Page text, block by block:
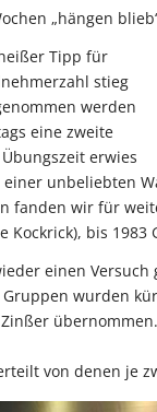
„hängen
Tipp für
stieg
werden
eine zweite
erwies
unbeliebten
fanden wir für
Kockrick), bis
einen
wurden
von denen je